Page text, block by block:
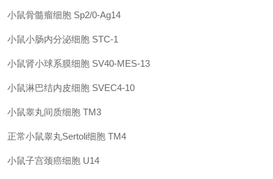
小鼠骨髓瘤细胞 Sp2/0-Ag14
小鼠小肠内分泌细胞 STC-1
小鼠肾小球系膜细胞 SV40-MES-13
小鼠淋巴结内皮细胞 SVEC4-10
小鼠睾丸间质细胞 TM3
正常小鼠睾丸Sertoli细胞 TM4
小鼠子宫颈癌细胞 U14